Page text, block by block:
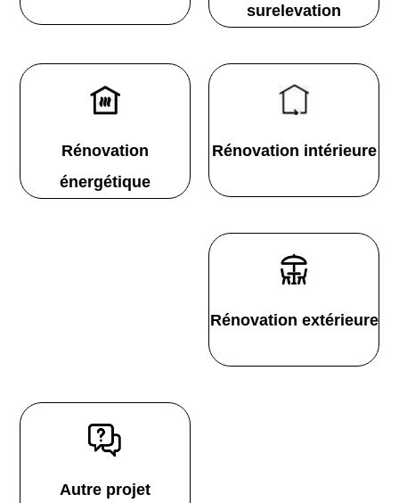
surelevation
Rénovation
énergétique
Rénovation intérieure
Rénovation extérieure
Autre projet